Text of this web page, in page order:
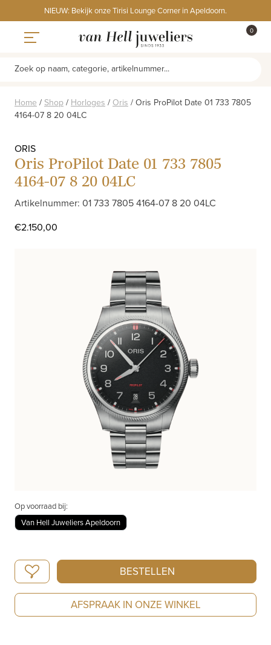
to
content
NIEUW: Bekijk onze Tirisi Lounge Corner in Apeldoorn.
0
Zoek op naam, categorie, artikelnummer...
Home / Shop / Horloges / Oris / Oris ProPilot Date 01 733 7805
4164-07 8 20 04LC
ORIS
Oris ProPilot Date 01 733 7805
4164-07 8 20 04LC
Artikelnummer: 01 733 7805 4164-07 8 20 04LC
€2.150,00
Op voorraad bij:
Van Hell Juweliers Apeldoorn
Oris
ProPilot
Date
BESTELLEN
AFSPRAAK IN ONZE WINKEL